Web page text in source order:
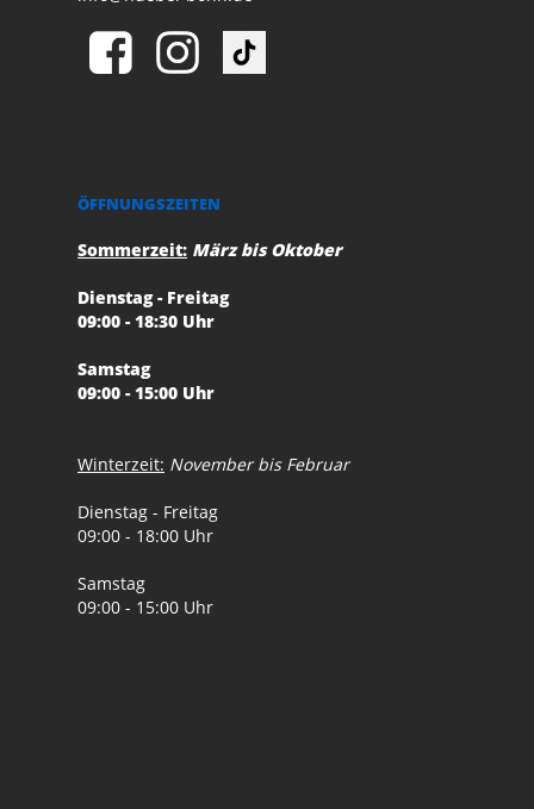
ÖFFNUNGSZEITEN
Sommerzeit: März bis Oktober
Dienstag - Freitag
09:00 - 18:30 Uhr
Samstag
09:00 - 15:00 Uhr
Winterzeit: November bis Februar
Dienstag - Freitag
09:00 - 18:00 Uhr
Samstag
09:00 - 15:00 Uhr